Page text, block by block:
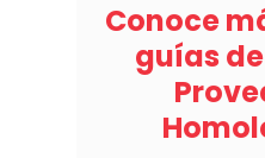
Conoce
guías